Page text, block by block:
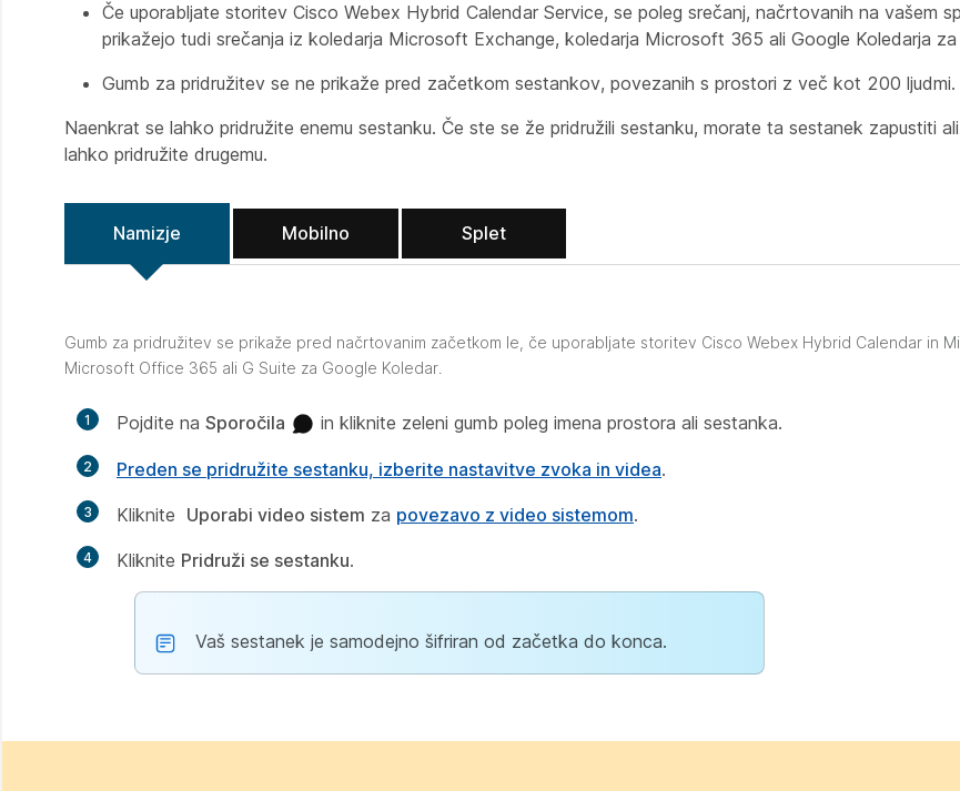
Če uporabljate storitev Cisco Webex Hybrid Calendar Service, se poleg srečanj, načrtovanih na vašem
prikažejo tudi srečanja iz koledarja Microsoft Exchange, koledarja Microsoft 365 ali Google Koledarja za
Gumb za pridružitev se ne prikaže pred začetkom sestankov, povezanih s prostori z več kot 200 ljudmi.
Naenkrat se lahko pridružite enemu sestanku. Če ste se že pridružili sestanku, morate ta sestanek zapustiti
lahko pridružite drugemu.
Namizje Mobilno Splet
Gumb za pridružitev se prikaže pred načrtovanim začetkom le, če uporabljate storitev Cisco Webex Hybrid Calendar in
Microsoft Office 365 ali G Suite za Google Koledar.
1 Pojdite na Sporočila in kliknite zeleni gumb poleg imena prostora ali sestanka.
2 Preden se pridružite sestanku, izberite nastavitve zvoka in videa.
3 Kliknite Uporabi video sistem za povezavo z video sistemom.
4 Kliknite Pridruži se sestanku.
Vaš sestanek je samodejno šifriran od začetka do konca.